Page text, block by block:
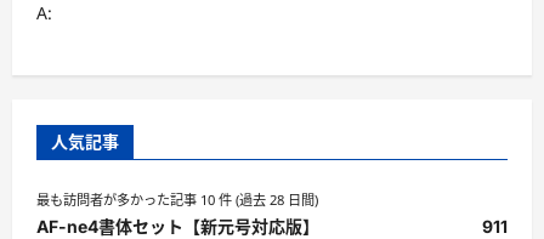
A:
人気記事
最も訪問者が多かった記事 10 件 (過去 28 日間)
AF-ne4書体セット【新元号対応版】 911